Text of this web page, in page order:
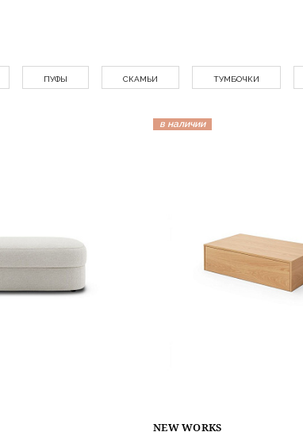
ПУФЫ СКАМЬИ ТУМБОЧКИ
в наличии
NEW WORKS